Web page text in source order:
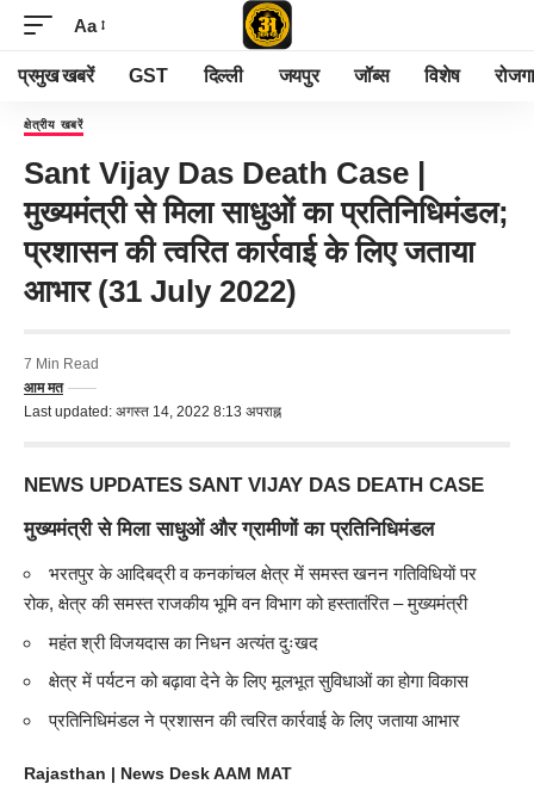
Aa
प्रमुख खबरें GST दिल्ली जयपुर जॉब्स विशेष
क्षेत्रीय खबरें
Sant Vijay Das Death Case |
मुख्यमंत्री से मिला साधुओं का प्रतिनिधिमंडल;
प्रशासन की त्वरित कार्रवाई के लिए जताया
आभार (31 July 2022)
Last updated: अगस्त 14, 2022 8:13 अपराह्न
आम मत
7 Min Read
NEWS UPDATES SANT VIJAY DAS DEATH CASE
मुख्यमंत्री से मिला साधुओं और ग्रामीणों का प्रतिनिधिमंडल
भरतपुर के आदिबद्री व कनकांचल क्षेत्र में समस्त खनन गतिविधियाें पर
रोक, क्षेत्र की समस्त राजकीय भूमि वन विभाग को हस्तातंरित – मुख्यमंत्री
महंत श्री विजयदास का निधन अत्यंत दुःखद
क्षेत्र में पर्यटन को बढ़ावा देने के लिए मूलभूत सुविधाओं का होगा विकास
प्रतिनिधिमंडल ने प्रशासन की त्वरित कार्रवाई के लिए जताया आभार
Rajasthan | News DeskAAM MAT